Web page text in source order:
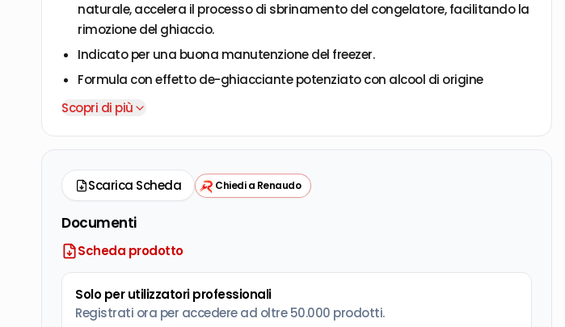
naturale, accelera il processo di sbrinamento del congelatore, facilitando la
rimozione del ghiaccio.
Indicato per una buona manutenzione del freezer.
Formula con effetto de-ghiacciante potenziato con alcool di origine
naturale.
Alcool di origine naturale.
Eco-Attitude.
Scopri di più
Scarica Scheda Chiedi a Renaudo
Documenti
Scheda prodotto
Solo per utilizzatori professionali
Registrati ora per accedere ad oltre 50.000 prodotti.